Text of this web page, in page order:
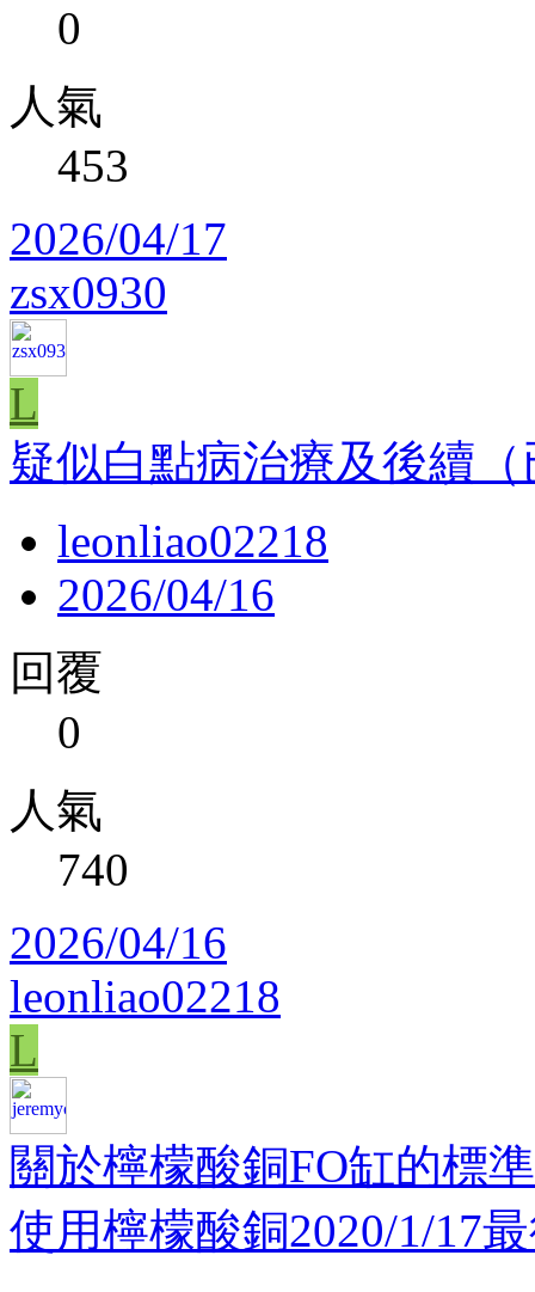
0
人氣
453
2026/04/17
zsx0930
L
疑似白點病治療及後續
leonliao02218
2026/04/16
回覆
0
人氣
740
2026/04/16
leonliao02218
L
關於檸檬酸銅FO缸的標
使用檸檬酸銅2020/1/17